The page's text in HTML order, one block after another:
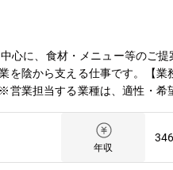
に、食材・メニュー等のご
を陰から支える仕事です。【
業担当する業種は、適性・希
深めていただき、徐々にステ
いしていきます。年収